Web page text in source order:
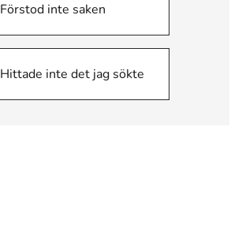
Förstod inte saken
Hittade inte det jag sökte